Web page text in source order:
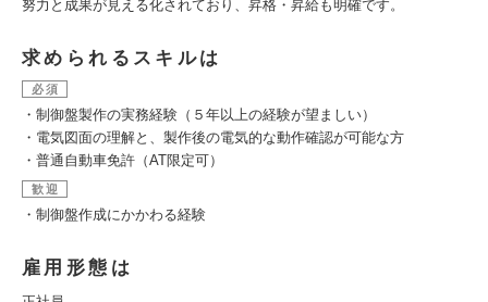
努力と成果が見える化されており、昇格・昇給も明確です。
求められるスキルは
必須
・制御盤製作の実務経験（５年以上の経験が望ましい）
・電気図面の理解と、製作後の電気的な動作確認が可能な方
・普通自動車免許（AT限定可）
歓迎
・制御盤作成にかかわる経験
雇用形態は